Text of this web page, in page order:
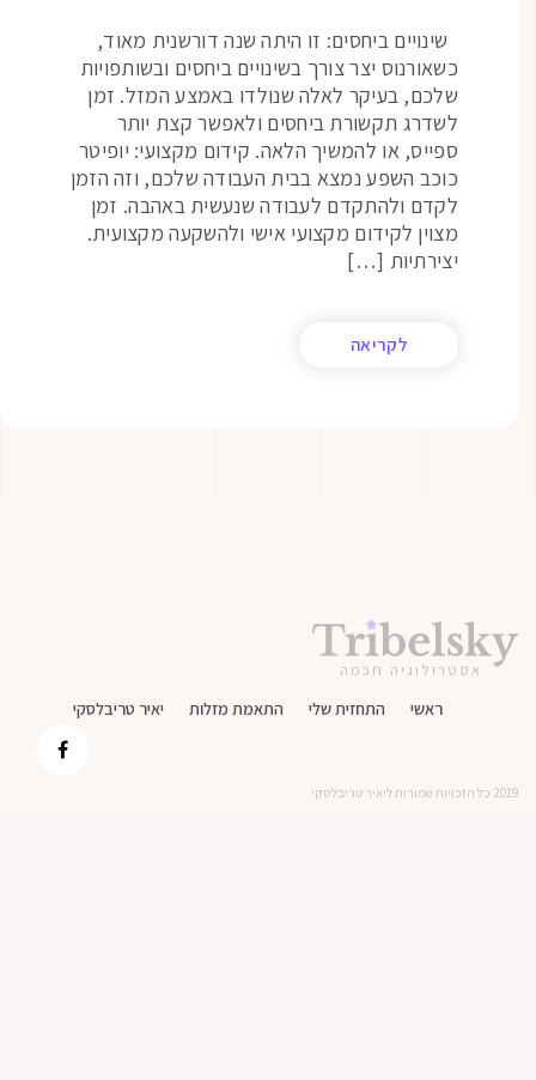
שינויים ביחסים: זו היתה שנה דורשנית מאוד,
כשאורנוס יצר צורך בשינויים ביחסים ובשותפויות
שלכם, בעיקר לאלה שנולדו באמצע המזל. זמן
לשדרג תקשורת ביחסים ולאפשר קצת יותר
ספייס, או להמשיך הלאה. קידום מקצועי: יופיטר
כוכב השפע נמצא בבית העבודה שלכם, וזה הזמן
לקדם ולהתקדם לעבודה שנעשית באהבה. זמן
מצוין לקידום מקצועי אישי ולהשקעה מקצועית.
יצירתיות […]
לקריאה
אסטרולוגיה חכמה
ראשי התחזית שלי התאמת מזלות יאיר טריבלסקי
2019 כל הזכויות שמורות ליאיר טריבלסקי